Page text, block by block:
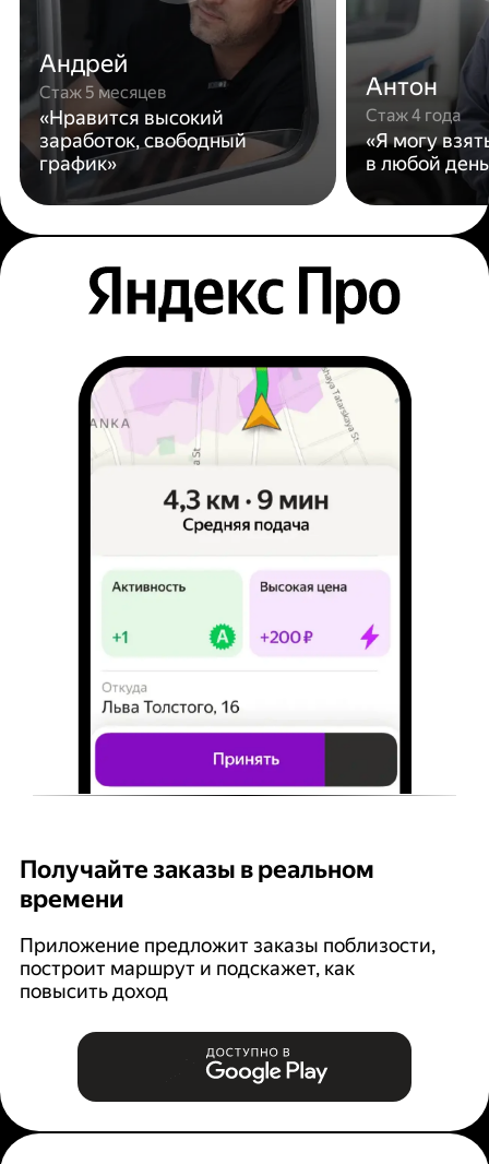
Андрей
Стаж 5 месяцев
«Нравится высокий
заработок, свободный
график»
Антон
Стаж 4 года
«Я могу
в любой
Получайте заказы в реальном
времени
Приложение предложит заказы поблизости,
построит маршрут и подскажет, как
повысить доход